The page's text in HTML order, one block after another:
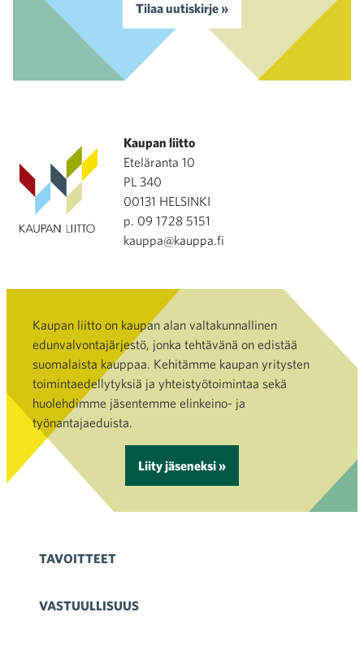
Tilaa uutiskirje »
Kaupan liitto
Eteläranta 10
PL 340
00131 HELSINKI
p. 09 1728 5151
kauppa@kauppa.fi
Kaupan liitto on kaupan alan valtakunnallinen
edunvalvontajärjestö, jonka tehtävänä on edistää
suomalaista kauppaa. Kehitämme kaupan yritysten
toimintaedellytyksiä ja yhteistyötoimintaa sekä
huolehdimme jäsentemme elinkeino- ja
työnantajaeduista.
Liity jäseneksi »
TAVOITTEET
VASTUULLISUUS